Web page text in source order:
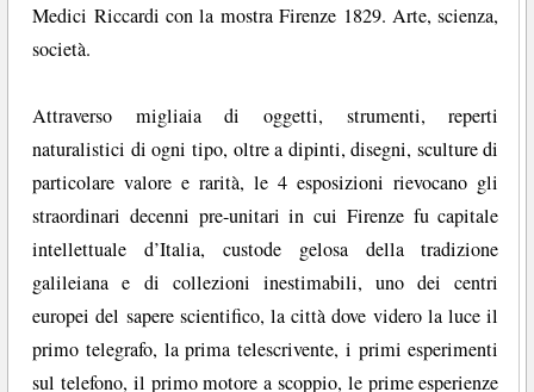
Medici Riccardi con la mostra Firenze 1829. Arte, scienza,
società.
Attraverso migliaia di oggetti, strumenti, reperti
naturalistici di ogni tipo, oltre a dipinti, disegni, sculture di
particolare valore e rarità, le 4 esposizioni rievocano gli
straordinari decenni pre-unitari in cui Firenze fu capitale
intellettuale d’Italia, custode gelosa della tradizione
galileiana e di collezioni inestimabili, uno dei centri
europei del sapere scientifico, la città dove videro la luce il
primo telegrafo, la prima telescrivente, i primi esperimenti
sul telefono, il primo motore a scoppio, le prime esperienze